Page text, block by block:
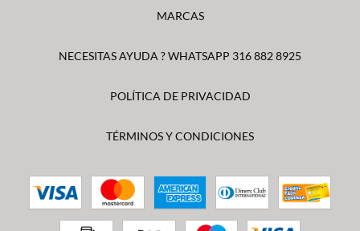
MARCAS
NECESITAS AYUDA ? WHATSAPP 316 882 8925
POLÍTICA DE PRIVACIDAD
TÉRMINOS Y CONDICIONES